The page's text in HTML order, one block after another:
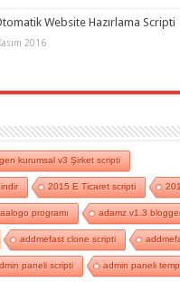
Website Hazırlama Scripti
2016
kurumsal v3 Şirket scripti
2015 E Ticaret scripti
programı adamz v1.3
addmefast clone scripti
paneli scripti admin paneli